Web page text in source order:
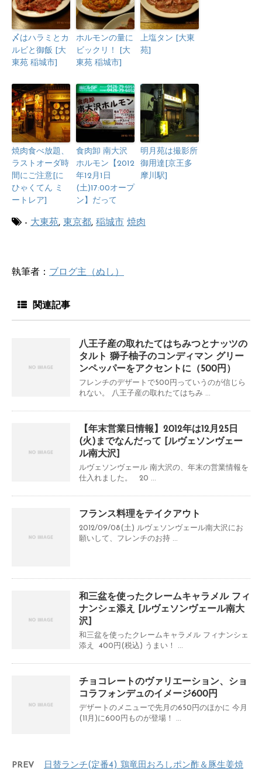
〆はハラミとカ
ルビと御飯 [大
東苑 稲城市]
ホルモンの量に
ビックリ！ [大
東苑 稲城市]
上塩タン [大東
苑]
焼肉食べ放題、
ラストオーダ時
間にご注意[に
ひゃくてん ミ
ートレア]
食肉卸 南大沢
ホルモン【2012
年12月1日
(土)17:00オープ
ン】だって
明月苑は撮影所
御用達[京王多
摩川駅]
- 大東苑, 東京都, 稲城市 焼肉
執筆者： ブログ主（ぬし）
関連記事
八王子産の取れたてはちみつとナッツの
タルト 獅子柚子のコンディマン グリー
ンペッパーをアクセントに（500円）
フレンチのデザートで500円っていうのが信じら
れない。 八王子産の取れたてはちみ ...
【年末営業日情報】2012年は12月25日
(火)までなんだって [ルヴェソンヴェー
ル南大沢]
ルヴェソンヴェール 南大沢の、年末の営業情報を
仕入れました。 20 ...
フランス料理をテイクアウト
2012/09/08(土) ルヴェソンヴェール南大沢にお
願いして、フレンチのお持 ...
和三盆を使ったクレームキャラメル フィ
ナンシェ添え [ルヴェソンヴェール南大
沢]
和三盆を使ったクレームキャラメル フィナンシェ
添え 400円(税込) うまい！ ...
チョコレートのヴァリエーション、ショ
コラフォンデュのイメージ600円
デザートのメニューで先月の650円のほかに 今月
(11月)に600円ものが登場！ ...
PREV 日替ランチ(定番4) 鶏竜田おろしポン酢＆豚生姜焼